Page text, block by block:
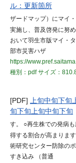
ル：更新箇所
ザードマップ）にマイ
実施し、普及啓発に努
おいて羽生市版マイ・
部市災害ハザ
https://
種別：pdfサイズ：
[PDF]
上旬中旬下
旬下旬上旬中旬下旬
す。 ○再生株での発病
得する割合が高まりま
術研究センター防除の
すき込み （普通